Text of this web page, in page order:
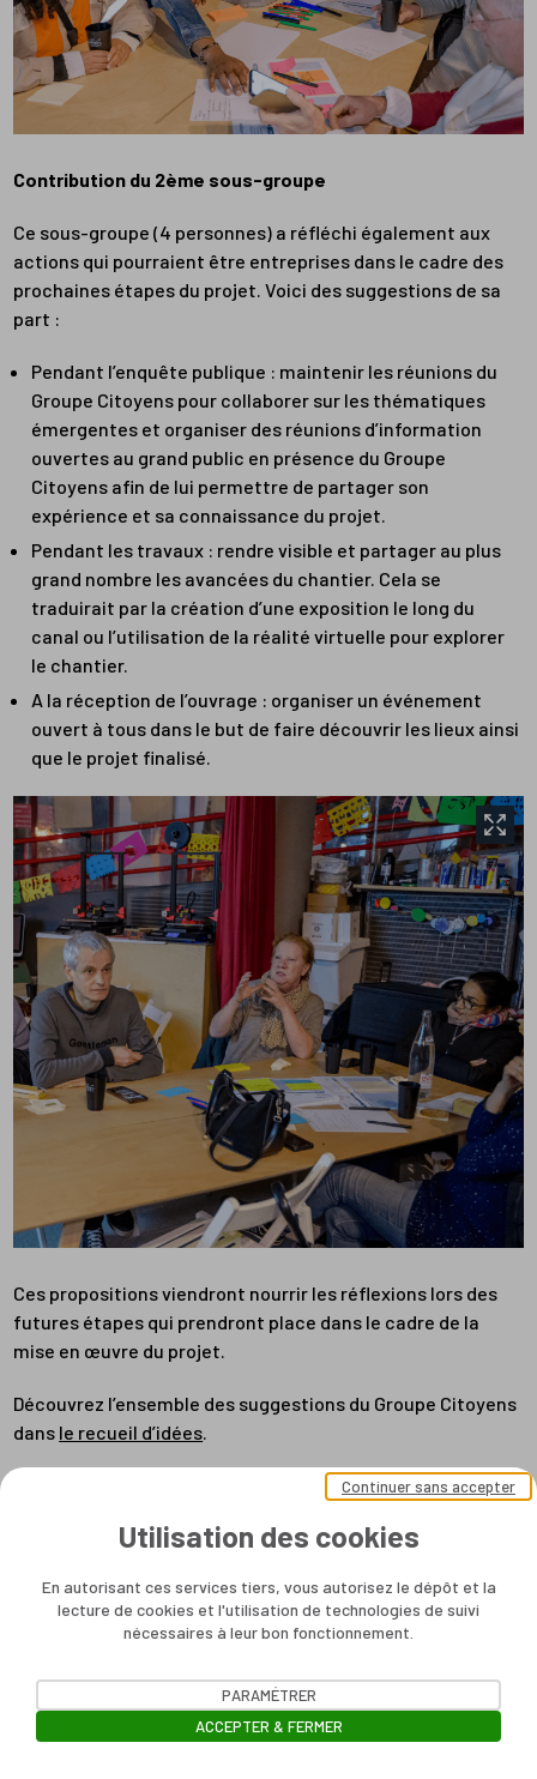
Contribution du 2ème sous-groupe
Ce sous-groupe (4 personnes) a réfléchi également aux
actions qui pourraient être entreprises dans le cadre des
prochaines étapes du projet. Voici des suggestions de sa
part :
Pendant l’enquête publique : maintenir les réunions du
Groupe Citoyens pour collaborer sur les thématiques
émergentes et organiser des réunions d’information
ouvertes au grand public en présence du Groupe
Citoyens afin de lui permettre de partager son
expérience et sa connaissance du projet.
Pendant les travaux : rendre visible et partager au plus
grand nombre les avancées du chantier. Cela se
traduirait par la création d’une exposition le long du
canal ou l’utilisation de la réalité virtuelle pour explorer
le chantier.
A la réception de l’ouvrage : organiser un événement
ouvert à tous dans le but de faire découvrir les lieux ainsi
que le projet finalisé.
Ces propositions viendront nourrir les réflexions lors des
futures étapes qui prendront place dans le cadre de la
mise en œuvre du projet.
Découvrez l’ensemble des suggestions du Groupe Citoyens
dans le recueil d’idées.
Utilisation des cookies
En autorisant ces services tiers, vous autorisez le dépôt et la
lecture de cookies et l'utilisation de technologies de suivi
nécessaires à leur bon fonctionnement.
Continuer sans accepter
PARAMÉTRER
ACCEPTER & FERMER